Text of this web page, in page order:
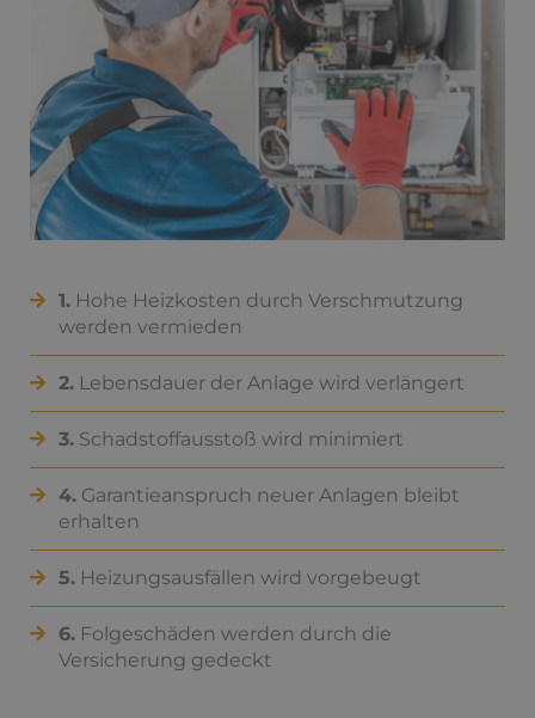
1.Hohe Heizkosten durch Verschmutzung
werden vermieden
2.Lebensdauer der Anlage wird verlängert
3.Schadstoffausstoß wird minimiert
4.Garantieanspruch neuer Anlagen bleibt
erhalten
5.Heizungsausfällen wird vorgebeugt
6.Folgeschäden werden durch die
Versicherung gedeckt